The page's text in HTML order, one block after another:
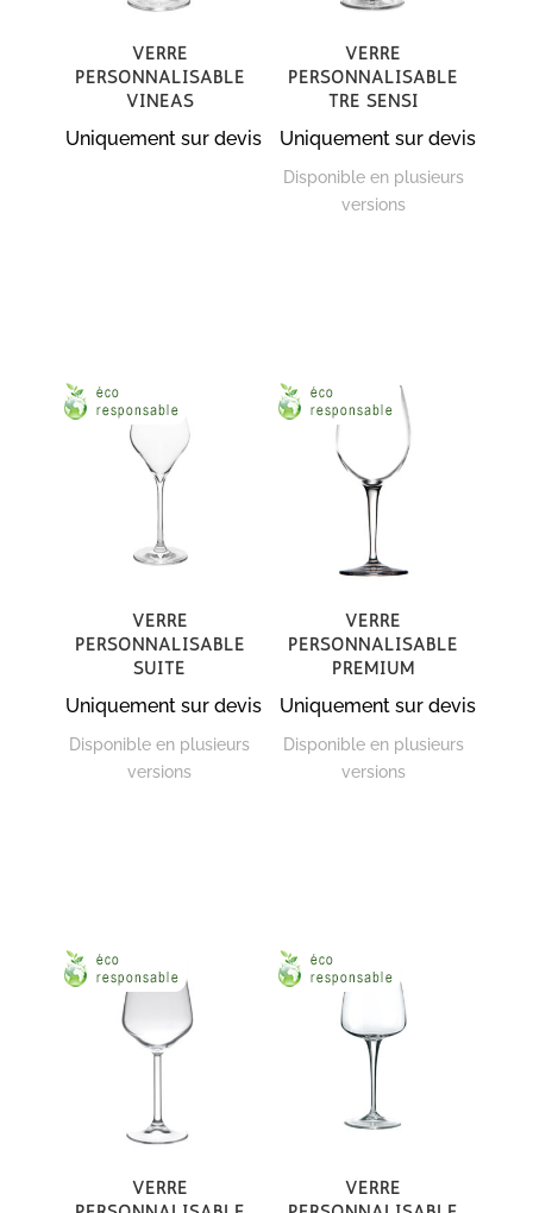
Verre
personnalisable
Vineas
Uniquement sur devis
Verre
personnalisable
Tre Sensi
Uniquement sur devis
Disponible en plusieurs
versions
Verre
personnalisable
Suite
Uniquement sur devis
Disponible en plusieurs
versions
Verre
personnalisable
Premium
Uniquement sur devis
Disponible en plusieurs
versions
Verre
Verre